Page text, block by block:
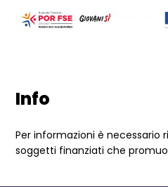
Info
Per informazioni è necessario
soggetti finanziati che